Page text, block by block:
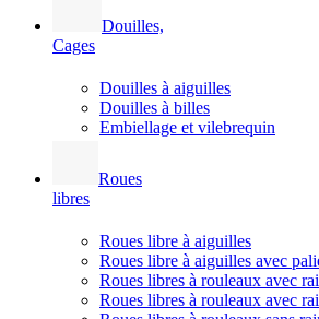
Douilles,
Cages
Douilles à aiguilles
Douilles à billes
Embiellage et vilebrequin
Roues
libres
Roues libre à aiguilles
Roues libre à aiguilles avec
Roues libres à rouleaux avec
Roues libres à rouleaux avec